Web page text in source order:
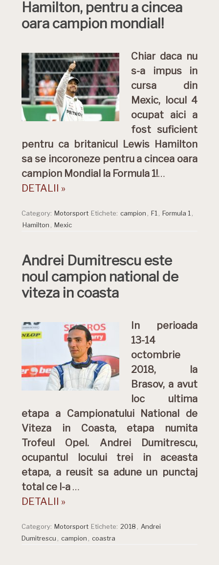
Hamilton, pentru a cincea
oara campion mondial!
Chiar daca nu
s-a impus in
cursa din
Mexic, locul 4
ocupat aici a
fost suficient
pentru ca britanicul Lewis Hamilton
sa se incoroneze pentru a cincea oara
campion Mondial la Formula 1!…
DETALII »
Category: Motorsport Etichete: campion F1 Formula 1
Hamilton
Mexic
Andrei Dumitrescu este
noul campion national de
viteza in coasta
In perioada
13-14
octombrie
2018, la
Brasov, a avut
loc ultima
etapa a Campionatului National de
Viteza in Coasta, etapa numita
Trofeul Opel. Andrei Dumitrescu,
ocupantul locului trei in aceasta
etapa, a reusit sa adune un punctaj
total ce l-a …
DETALII »
Category: Motorsport Etichete: 2018
Andrei
Dumitrescu
campion coastra